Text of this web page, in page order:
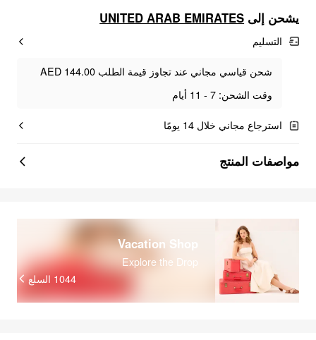
يشحن إلى UNITED ARAB EMIRATES
التسليم
شحن قياسي مجاني عند تجاوز قيمة الطلب AED 144.00
وقت الشحن: 7 - 11 أيام
استرجاع مجاني خلال 14 يومًا
مواصفات المنتج
Vacation Shop
Explore the Drop
1044 السلع